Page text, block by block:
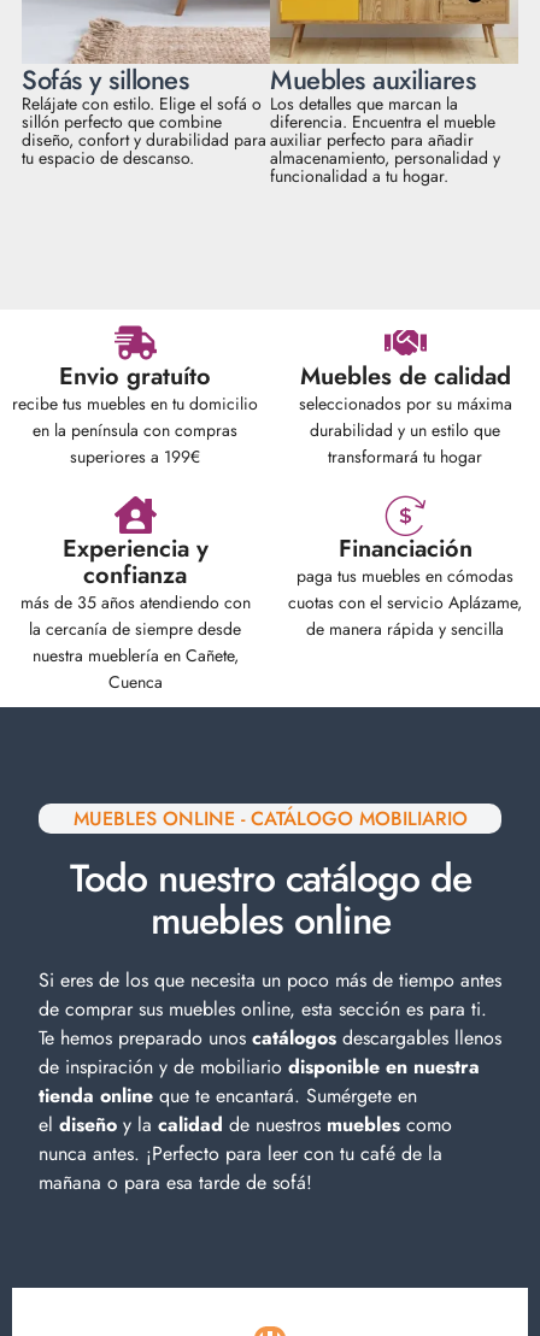
Sofás y sillones
Relájate con estilo. Elige el sofá o
sillón perfecto que combine
diseño, confort y durabilidad para
tu espacio de descanso.
Muebles auxiliares
Los detalles que marcan la
diferencia. Encuentra el mueble
auxiliar perfecto para añadir
almacenamiento, personalidad y
funcionalidad a tu hogar.
Envio gratuíto
recibe tus muebles en tu domicilio
en la península con compras
superiores a 199€
Muebles de calidad
seleccionados por su máxima
durabilidad y un estilo que
transformará tu hogar
Experiencia y
confianza
más de 35 años atendiendo con
la cercanía de siempre desde
nuestra mueblería en Cañete,
Cuenca
Financiación
paga tus muebles en cómodas
cuotas con el servicio Aplázame,
de manera rápida y sencilla
MUEBLES ONLINE - CATÁLOGO MOBILIARIO
Todo nuestro catálogo de
muebles online
Si eres de los que necesita un poco más de tiempo antes
de comprar sus muebles online, esta sección es para ti.
Te hemos preparado unos catálogos descargables llenos
de inspiración y de mobiliario disponible en nuestra
tienda online que te encantará. Sumérgete en
el diseño y la calidad de nuestros muebles como
nunca antes. ¡Perfecto para leer con tu café de la
mañana o para esa tarde de sofá!